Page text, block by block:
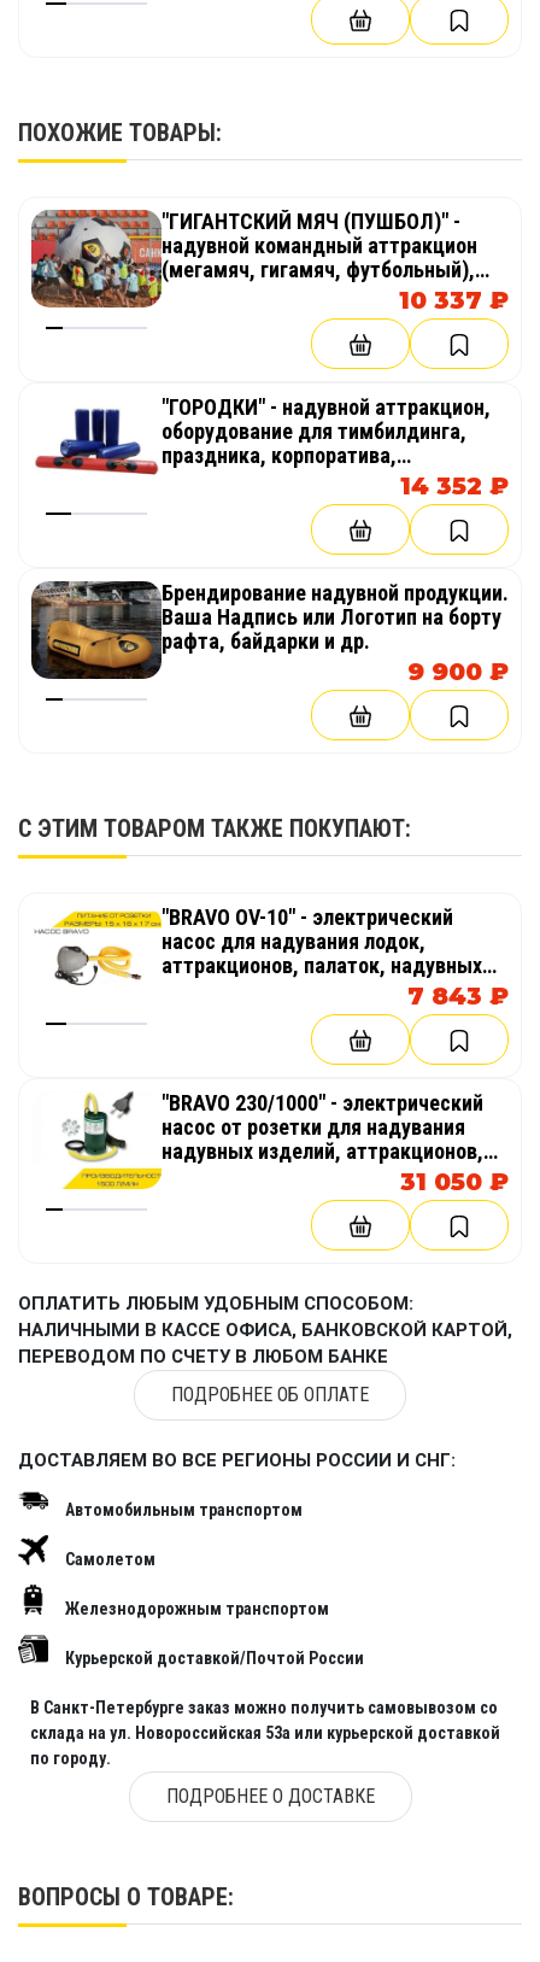
(в
Это и другое оборудование для игровых
центров, тим-билдингов, мероприятий мы
веселых стартов, эстафет
ПОХОЖИЕ ТОВАРЫ:
"ГИГАНТСКИЙ МЯЧ (ПУШБОЛ)" -
надувной командный аттракцион
(мегамяч, гигамяч, футбольный),
оборудование для тимбилдинга,
праздника, корпоратива,
соревнований, веселых стартов,
10 337 ₽
"ГОРОДКИ" - надувной аттракцион,
оборудование для тимбилдинга,
праздника, корпоратива,
соревнований, веселых стартов,
14 352 ₽
Брендирование надувной продукции.
Ваша Надпись или Логотип на борту
рафта, байдарки и др.
9 900 ₽
С ЭТИМ ТОВАРОМ ТАКЖЕ ПОКУПАЮТ:
"BRAVO OV-10" - электрический
насос для надувания лодок,
аттракционов, палаток, надувных
7 843 ₽
"BRAVO 230/1000" - электрический
насос от розетки для надувания
надувных изделий, аттракционов,
31 050 ₽
ОПЛАТИТЬ ЛЮБЫМ УДОБНЫМ СПОСОБОМ:
НАЛИЧНЫМИ В КАССЕ ОФИСА, БАНКОВСКОЙ КАРТОЙ,
ПЕРЕВОДОМ ПО СЧЕТУ В ЛЮБОМ БАНКЕ
ПОДРОБНЕЕ ОБ ОПЛАТЕ
ДОСТАВЛЯЕМ ВО ВСЕ РЕГИОНЫ РОССИИ И СНГ:
Автомобильным транспортом
Самолетом
Железнодорожным транспортом
Курьерской доставкой/Почтой России
В Санкт-Петербурге заказ можно получить самовывозом со
склада на ул. Новороссийская 53а или курьерской доставкой
по городу.
ПОДРОБНЕЕ О ДОСТАВКЕ
ВОПРОСЫ О ТОВАРЕ: